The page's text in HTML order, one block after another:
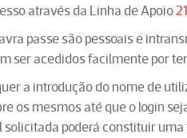
através da Linha de Apoio
passe são pessoais e
ser acedidos facilmente por
a introdução do nome de
os mesmos até que o login
poderá constituir